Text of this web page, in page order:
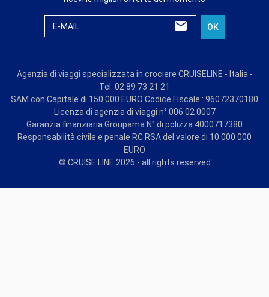
E-MAIL OK
Agenzia di viaggi specializzata in crociere CRUISELINE - Italia -
Tel: 02 89 73 21 21
SAM con Capitale di 150 000 EURO Codice Fiscale : 96072370180
Licenza di agenzia di viaggi n° 006 02 0007
Garanzia finanziaria Groupama N° di polizza 4000717380
Responsabilità civile e penale RC RSA del valore di 10 000 000
EURO
© CRUISE LINE 2026 - all rights reserved